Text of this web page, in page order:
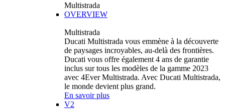
Multistrada
OVERVIEW
Multistrada
Ducati Multistrada vous emmène à la découverte
de paysages incroyables, au-delà des frontières.
Ducati vous offre également 4 ans de garantie
inclus sur tous les modèles de la gamme 2023
avec 4Ever Multistrada. Avec Ducati Multistrada,
le monde devient plus grand.
En savoir plus
V2